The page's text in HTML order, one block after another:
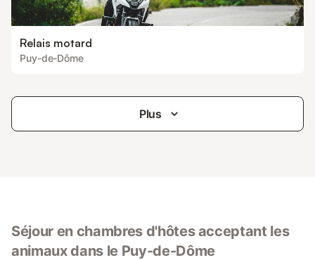
Relais motard
Puy-de-Dôme
Plus
Séjour en chambres d'hôtes acceptant les
animaux dans le Puy-de-Dôme